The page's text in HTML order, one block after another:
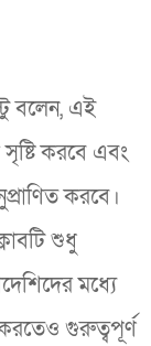
বলেন, এই
করবে এবং
করবে।
শুধু
মধ্যে
করতেও গুরুত্বপূর্ণ